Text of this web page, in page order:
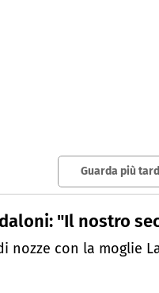
Guarda più
"Il nostro
nozze con la moglie